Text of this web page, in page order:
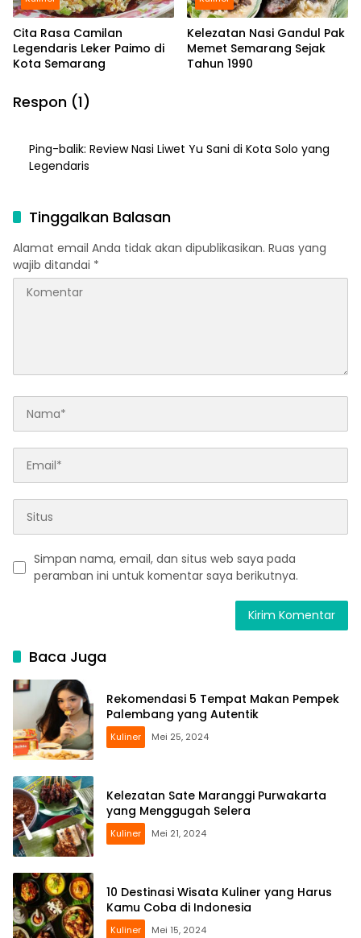
Cita Rasa Camilan
Legendaris Leker Paimo di
Kota Semarang
Kelezatan Nasi Gandul Pak
Memet Semarang Sejak
Tahun 1990
Respon (1)
Ping-balik: Review Nasi Liwet Yu Sani di Kota Solo yang
Legendaris
Tinggalkan Balasan
Alamat email Anda tidak akan dipublikasikan. Ruas yang
wajib ditandai *
Simpan nama, email, dan situs web saya pada
peramban ini untuk komentar saya berikutnya.
Baca Juga
Rekomendasi 5 Tempat Makan Pempek
Palembang yang Autentik
Kuliner Mei 25, 2024
Kelezatan Sate Maranggi Purwakarta
yang Menggugah Selera
Kuliner Mei 21, 2024
10 Destinasi Wisata Kuliner yang Harus
Kamu Coba di Indonesia
Kuliner Mei 15, 2024